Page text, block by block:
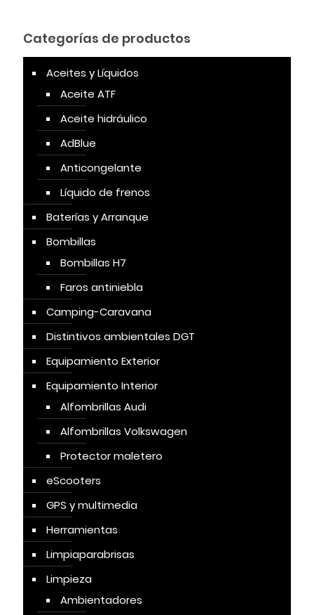
Categorías de productos
Aceites y Líquidos
Aceite ATF
Aceite hidráulico
AdBlue
Anticongelante
Líquido de frenos
Baterías y Arranque
Bombillas
Bombillas H7
Faros antiniebla
Camping-Caravana
Distintivos ambientales DGT
Equipamiento Exterior
Equipamiento Interior
Alfombrillas Audi
Alfombrillas Volkswagen
Protector maletero
eScooters
GPS y multimedia
Herramientas
Limpiaparabrisas
Limpieza
Ambientadores